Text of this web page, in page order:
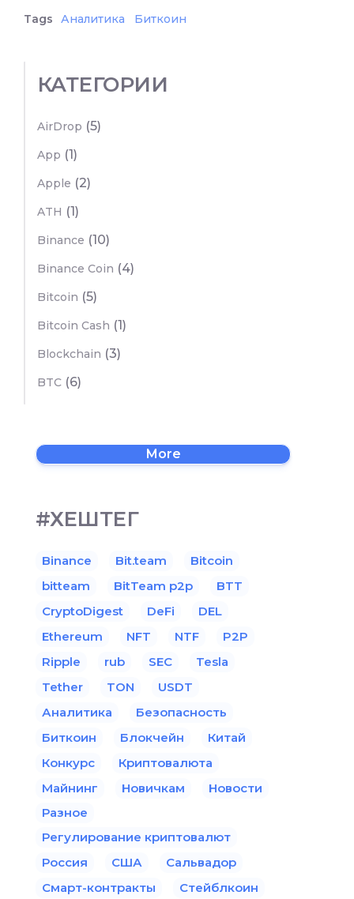
Tags Аналитика Биткоин
КАТЕГОРИИ
AirDrop (5)
App (1)
Apple (2)
ATH (1)
Binance (10)
Binance Coin (4)
Bitcoin (5)
Bitcoin Cash (1)
Blockchain (3)
BTC (6)
More
#ХЕШТЕГ
Binance Bit.team
Bitcoin
bitteam
BitTeam p2p
BTT
CryptoDigest
DeFi
DEL
Ethereum
NFT NTF
P2P
Ripple
rub SEC
Tesla
Tether
TON
USDT
Аналитика
Безопасность
Биткоин
Блокчейн
Китай
Конкурс
Криптовалюта
Майнинг
Новичкам
Новости
Разное
Регулирование криптовалют
Россия
США
Сальвадор
Смарт-контракты
Стейблкоин